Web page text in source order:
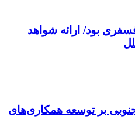
بود/ ارائه شواهد
جنوبی بر توسعه همکاری‌های